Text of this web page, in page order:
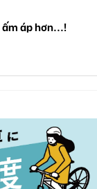
áp hơn...!